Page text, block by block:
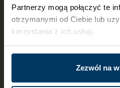
Partnerzy mogą połączyć te
otrzymanymi od Ciebie lub
korzystania z ich usług.
Szczegóły dotyczące plików
późniejszej edycji preferencji
prywatności.
Zezwól na
Administratorem danych
Organizator, tj.: Castorama
Warszawie, ul. Krakowiaków 78
rejestru przedsiębiorców
Warszawie, XIV Wydział
526- 10-09-959 i numer REGON:
zakładowym w wysokości
Administrator wyznaczył